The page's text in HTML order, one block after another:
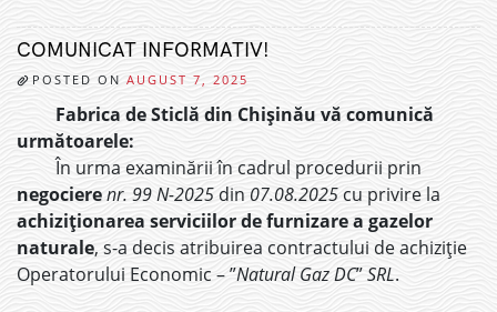
COMUNICAT INFORMATIV!
POSTED ON AUGUST 7, 2025
Fabrica de Sticlă din Chișinău vă comunică
următoarele:
În urma examinării în cadrul procedurii prin
negocierenr. 99 N-2025din 07.08.2025cu privire la
achiziționarea serviciilor de furnizare a gazelor
naturale, s-a decis atribuirea contractului de achiziție
Operatorului Economic – ”Natural Gaz DC”SRL.